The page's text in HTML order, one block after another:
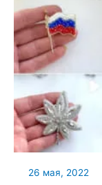
26 мая, 2022